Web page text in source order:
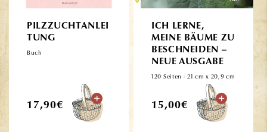
PILZZUCHTANLEI
TUNG
Buch
Normaler
17,90€
ICH LERNE,
MEINE BÄUME ZU
BESCHNEIDEN –
NEUE AUSGABE
120 Seiten - 21 cm x 20,9 cm
Normaler
15,00€